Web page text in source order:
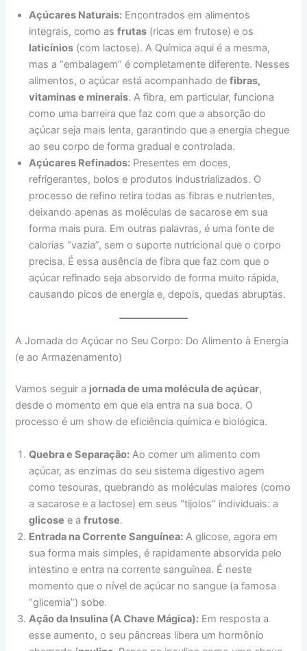
Açúcares Naturais: Encontrados em alimentos
integrais, como asfrutas (ricas em frutose) e os
laticínios (com lactose). A Química aqui é a mesma,
mas a “embalagem” é completamente diferente. Nesses
alimentos, o açúcar está acompanhado defibras,
vitaminas e minerais. A fibra, em particular, funciona
como uma barreira que faz com que a absorção do
açúcar seja mais lenta, garantindo que a energia chegue
ao seu corpo de forma gradual e controlada.
Açúcares Refinados: Presentes em doces,
refrigerantes, bolos e produtos industrializados. O
processo de refino retira todas as fibras e nutrientes,
deixando apenas as moléculas de sacarose em sua
forma mais pura. Em outras palavras, é uma fonte de
calorias “vazia”, sem o suporte nutricional que o corpo
precisa. É essa ausência de fibra que faz com que o
açúcar refinado seja absorvido de forma muito rápida,
causando picos de energia e, depois, quedas abruptas.
A Jornada do Açúcar no Seu Corpo: Do Alimento à Energia
(e ao Armazenamento)
Vamos seguir a jornada de uma molécula de açúcar,
desde o momento em que ela entra na sua boca. O
processo é um show de eficiência química e biológica.
Quebra e Separação: Ao comer um alimento com
açúcar, as enzimas do seu sistema digestivo agem
como tesouras, quebrando as moléculas maiores (como
a sacarose e a lactose) em seus “tijolos” individuais: a
glicose e afrutose.
Entrada na Corrente Sanguínea: A glicose, agora em
sua forma mais simples, é rapidamente absorvida pelo
intestino e entra na corrente sanguínea. É neste
momento que o nível de açúcar no sangue (a famosa
“glicemia”) sobe.
Ação da Insulina (A Chave Mágica): Em resposta a
esse aumento, o seu pâncreas libera um hormônio